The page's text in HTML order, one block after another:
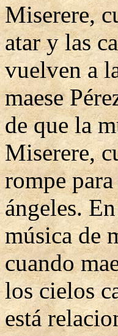
Miserere,
atar y las
vuelven a
maese
de que la
Miserere,
rompe
ángeles.
música de
cuando
los cielos
está